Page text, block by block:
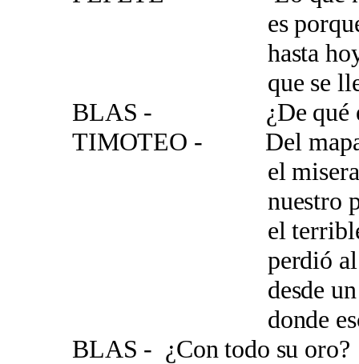
es porqué
hasta hoy no
que se llevó el
BLAS - ¿De qué
TIMOTEO - Del mapa
el miserable
nuestro
el terrible
perdió al venir
desde un
donde
BLAS - ¿Con todo su oro?